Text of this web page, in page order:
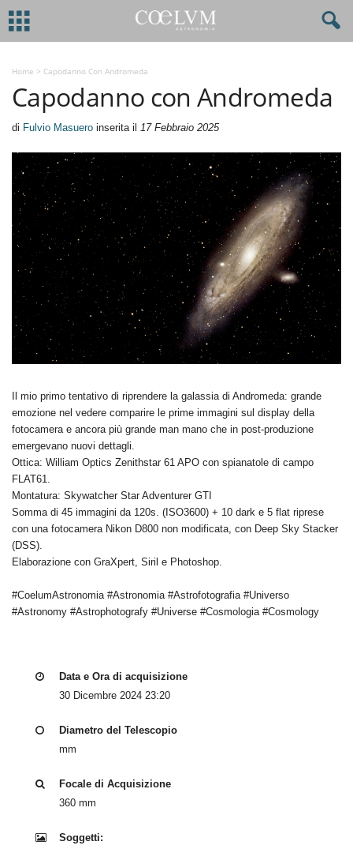
Home > Capodanno Con Andromeda
Capodanno con Andromeda
di Fulvio Masuero inserita il 17 Febbraio 2025
Il mio primo tentativo di riprendere la galassia di Andromeda: grande
emozione nel vedere comparire le prime immagini sul display della
fotocamera e ancora più grande man mano che in post-produzione
emergevano nuovi dettagli.
Ottica: William Optics Zenithstar 61 APO con spianatole di campo
FLAT61.
Montatura: Skywatcher Star Adventurer GTI
Somma di 45 immagini da 120s. (ISO3600) + 10 dark e 5 flat riprese
con una fotocamera Nikon D800 non modificata, con Deep Sky Stacker
(DSS).
Elaborazione con GraXpert, Siril e Photoshop.
#CoelumAstronomia #Astronomia #Astrofotografia #Universo
#Astronomy #Astrophotografy #Universe #Cosmologia #Cosmology
Data e Ora di acquisizione
30 Dicembre 2024 23:20
Diametro del Telescopio
mm
Focale di Acquisizione
360 mm
Soggetti: